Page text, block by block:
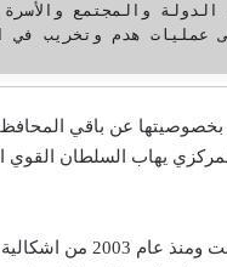
بخصوصيتها عن باقي
يهاب السلطان
تحتل الانبار مكانة